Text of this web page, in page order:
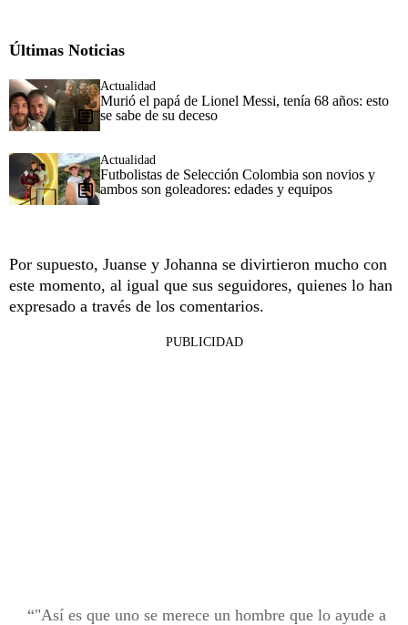
Últimas Noticias
Actualidad
Murió el papá de Lionel Messi, tenía 68 años: esto
se sabe de su deceso
Actualidad
Futbolistas de Selección Colombia son novios y
ambos son goleadores: edades y equipos
Por supuesto, Juanse y Johanna se divirtieron mucho con
este momento, al igual que sus seguidores, quienes lo han
expresado a través de los comentarios.
PUBLICIDAD
"Así es que uno se merece un hombre que lo ayude a